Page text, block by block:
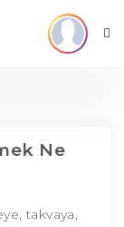
Ne
takvaya,